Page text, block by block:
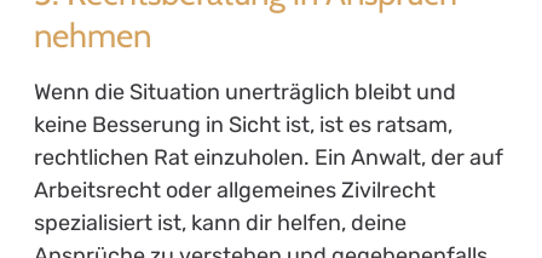
nehmen
Wenn die Situation unerträglich bleibt und
keine Besserung in Sicht ist, ist es ratsam,
rechtlichen Rat einzuholen. Ein Anwalt, der auf
Arbeitsrecht oder allgemeines Zivilrecht
spezialisiert ist, kann dir helfen, deine